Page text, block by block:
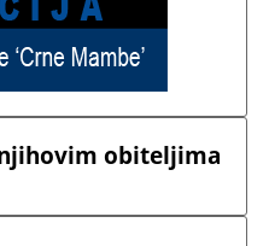
obiteljima